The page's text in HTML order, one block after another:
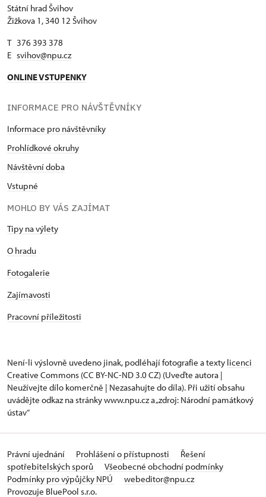
Státní hrad Švihov
Žižkova 1, 340 12 Švihov
T 376 393 378
E svihov@npu.cz
ONLINE VSTUPENKY
INFORMACE PRO NÁVŠTĚVNÍKY
Informace pro návštěvníky
Prohlídkové okruhy
Návštěvní doba
Vstupné
MOHLO BY VÁS ZAJÍMAT
Tipy na výlety
O hradu
Fotogalerie
Zajímavosti
Pracovní příležitosti
Není-li výslovně uvedeno jinak, podléhají fotografie a texty licenci
Creative Commons (CC BY-NC-ND 3.0 CZ) (Uveďte autora |
Neužívejte dílo komerčně | Nezasahujte do díla). Při užití obsahu
uvádějte odkaz na stránky www.npu.cz a „zdroj: Národní památkový
ústav“
Právní ujednání Prohlášení o přístupnosti
Řešení
spotřebitelských sporů
Všeobecné obchodní podmínky
Podmínky pro výpůjčky NPÚ
webeditor@npu.cz
Provozuje BluePool s.r.o.